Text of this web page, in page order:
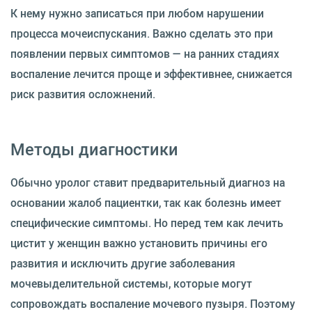
К нему нужно записаться при любом нарушении
процесса мочеиспускания. Важно сделать это при
появлении первых симптомов — на ранних стадиях
воспаление лечится проще и эффективнее, снижается
риск развития осложнений.
Методы диагностики
Обычно уролог ставит предварительный диагноз на
основании жалоб пациентки, так как болезнь имеет
специфические симптомы. Но перед тем как лечить
цистит у женщин важно установить причины его
развития и исключить другие заболевания
мочевыделительной системы, которые могут
сопровождать воспаление мочевого пузыря. Поэтому